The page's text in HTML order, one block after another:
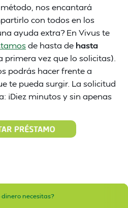
método, nos encantará
con todos en los
ayuda extra? En Vivus te
de hasta de hasta
primera vez que lo solicitas).
podrás hacer frente a
te pueda surgir. La solicitud
¡Diez minutos y sin apenas
necesitas?